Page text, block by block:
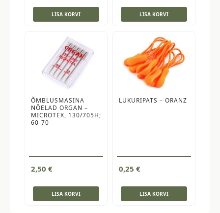
LISA KORVI LISA KORVI
ÕMBLUSMASINA
NÕELAD ORGAN –
MICROTEX, 130/705H;
60-70
2,50 €
LISA KORVI
LUKURIPATS – ORANZ
0,25 €
LISA KORVI